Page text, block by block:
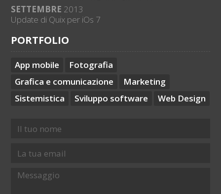
SETTEMBRE 2013
Update di Quix per iOs 7
PORTFOLIO
App mobile
Fotografia
Grafica e comunicazione
Marketing
Sistemistica
Sviluppo software Web Design